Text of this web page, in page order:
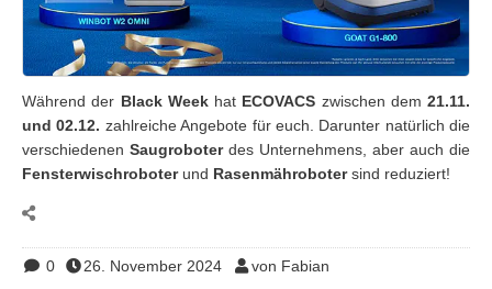
Während der Black Weekhat ECOVACS zwischen dem 21.11.
und 02.12. zahlreiche Angebote für euch. Darunter natürlich die
verschiedenen Saugroboterdes Unternehmens, aber auch die
Fensterwischroboterund Rasenmährobotersind reduziert!
0 26. November 2024 von Fabian